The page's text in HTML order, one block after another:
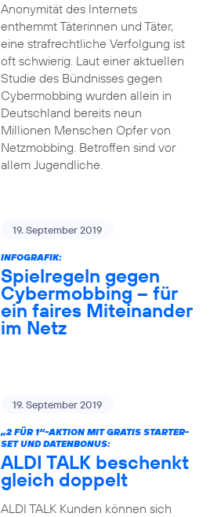
Anonymität des Internets
enthemmt Täterinnen und Täter,
eine strafrechtliche Verfolgung ist
oft schwierig. Laut einer aktuellen
Studie des Bündnisses gegen
Cybermobbing wurden allein in
Deutschland bereits neun
Millionen Menschen Opfer von
Netzmobbing. Betroffen sind vor
allem Jugendliche.
19. September 2019
INFOGRAFIK:
Spielregeln gegen
Cybermobbing – für
ein faires Miteinander
im Netz
19. September 2019
„2 FÜR 1“-AKTION MIT GRATIS STARTER-
SET UND DATENBONUS:
ALDI TALK beschenkt
gleich doppelt
ALDI TALK Kunden können sich